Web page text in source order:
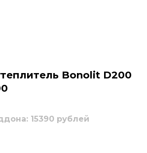
Bonolit D200
15390 рублей